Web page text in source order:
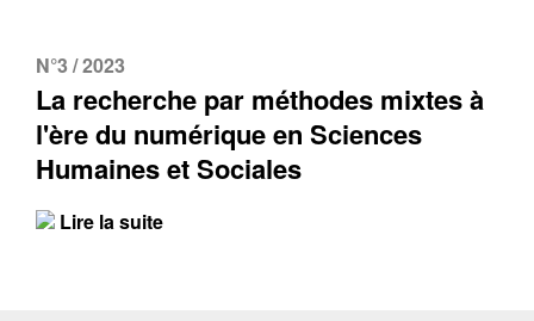
N°3 / 2023
La recherche par méthodes mixtes à
l'ère du numérique en Sciences
Humaines et Sociales
Lire la suite